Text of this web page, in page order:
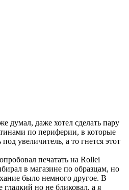
думал, даже хотел сделать пару
по периферии, в которые
увеличитель, а то гнется этот
печатать на Rollei
в магазине по образцам, но
было немного другое. В
гладкий но не бликовал, а я